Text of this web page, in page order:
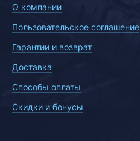
О компании
Пользовательское соглашение
Гарантии и возврат
Доставка
Способы оплаты
Скидки и бонусы